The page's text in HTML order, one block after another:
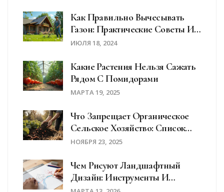
Как Правильно Вычесывать
Газон: Практические Советы И
Техника
ИЮЛЯ 18, 2024
Какие Растения Нельзя Сажать
Рядом С Помидорами
МАРТА 19, 2025
Что Запрещает Органическое
Сельское Хозяйство: Список
Запрещённых Веществ И
НОЯБРЯ 23, 2025
Чем Рисуют Ландшафтный
Дизайн: Инструменты И
Методы, Которые